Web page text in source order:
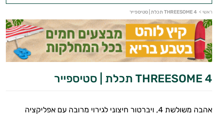
ראשי > THREESOME 4 תכלת | סטיספייר
THREESOME 4 תכלת | סטיספייר
אהבה משולשת 4, ויברטור חיצוני לגירוי מרובה עם אפליקציה
יועץ בריאות אישי AI